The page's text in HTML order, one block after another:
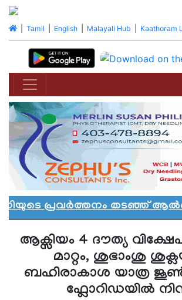
| Tamil English| Malayali Hub Kaathoram
പ്രവർത്തനം തടഞ്ഞ്
ആക്സിയം 4 ദൗത്യ
മാറ്റം, ശുഭാംശു
ബഹിരാകാശ യാത്ര
ഫ്ലോറിഡയിൽ